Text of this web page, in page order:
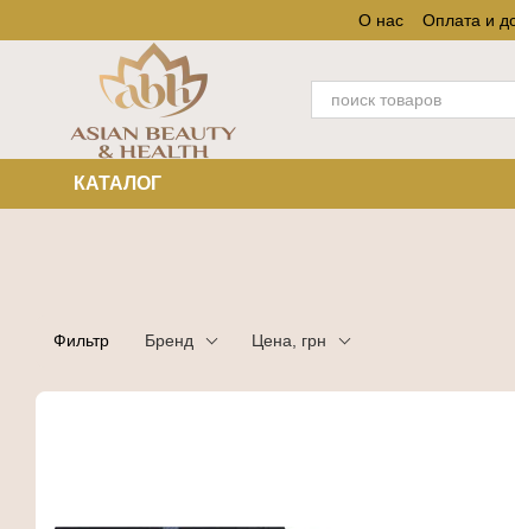
О нас Оплата и
КАТАЛОГ
Фильтр Бренд Цена, грн